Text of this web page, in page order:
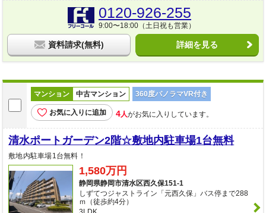
0120-926-255
9:00〜18:00（土日祝も営業）
資料請求(無料) 詳細を見る
マンション 中古マンション 360度パノラマVR付き
お気に入りに追加 4人がお気に入りしています。
清水ポートガーデン2階☆敷地内駐車場1台無料
敷地内駐車場1台無料！
1,580万円
静岡県静岡市清水区西久保151-1
しずてつジャストライン「元西久保」バス停まで288
ｍ（徒歩約4分）